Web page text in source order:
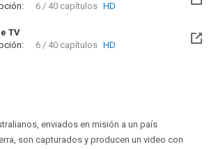
6 / 40 capítulos HD
TV
hasta el Sab, 30 Jun 2029 (Quedan 2 años)
6 / 40 capítulos HD
enviados en misión a un país
son capturados y producen un video con